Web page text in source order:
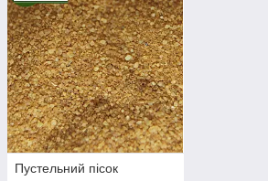
Пустельний пісок